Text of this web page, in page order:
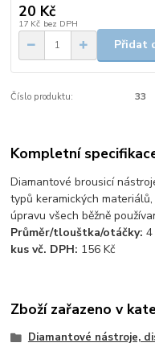
20 Kč
17 Kč bez DPH
Přidat
Číslo produktu: 33
Kompletní
Diamantové brousicí
typů keramických
úpravu všech běžně
Průměr/tlouštka/otáčky:4
kus vč. DPH: 156 Kč
Zboží zařazeno v
Diamantové nástroje,